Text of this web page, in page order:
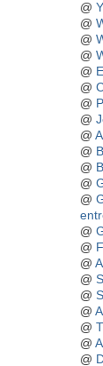
@
@
@
@
@
@
@
@
@
@
@
@
@
@
@
@
@
@
@
@
@
@